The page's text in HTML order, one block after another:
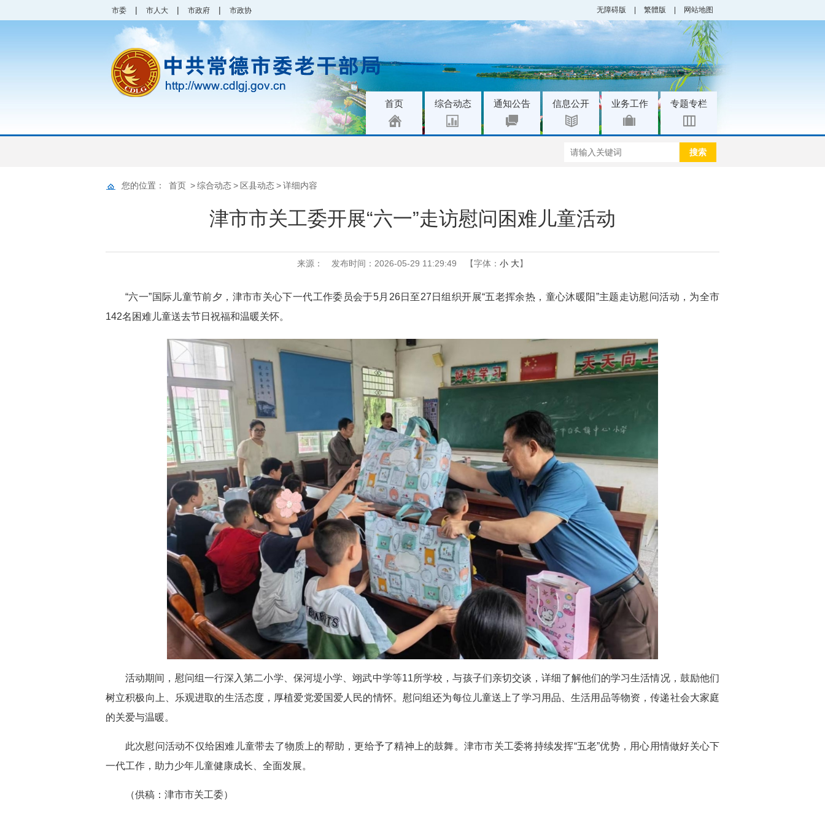
市委 | 市人大 | 市政府 | 市政协 无障碍版 繁體版 网站地图
首页 综合动态 通知公告 信息公开 业务工作 专题专栏
搜索
您的位置： 首页 >综合动态> 区县动态>详细内容
津市市关工委开展“六一”走访慰问困难儿童活动
来源： 发布时间：2026-05-29 11:29:49 【字体： 小 大】
“六一”国际儿童节前夕 ，津市市关心下一代工作委员会于5月26日至27日组织开展“五老挥余热，童心沐暖阳”主题走访慰问活动，为全市
142名困难儿童送去节日祝福和温暖关怀。
活动期间， 慰问组一行深入第二小学、 保河堤小学、翊武中学等11所学校，与孩子们亲切交谈，详细了解他们的学习生活情况，鼓励他们
树立积极向上、乐观进取的生活态度，厚植爱党爱国爱人民的情怀。慰问组还为每位儿童送上了学习用品、生活用品等物资，传递社会大家庭
的关爱与温暖。
此次慰问活动不仅给困难儿童带去了物质上的帮助，更给予了精神上的鼓舞。 津市市关工委将持续发挥“五老”优势，用心用情做好关心下
一代工作，助力少年儿童健康成长、全面发展。
（供稿：津市市关工委）